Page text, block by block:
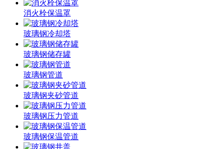
消火栓保温罩
玻璃钢冷却塔
玻璃钢储存罐
玻璃钢管道
玻璃钢夹砂管道
玻璃钢压力管道
玻璃钢保温管道